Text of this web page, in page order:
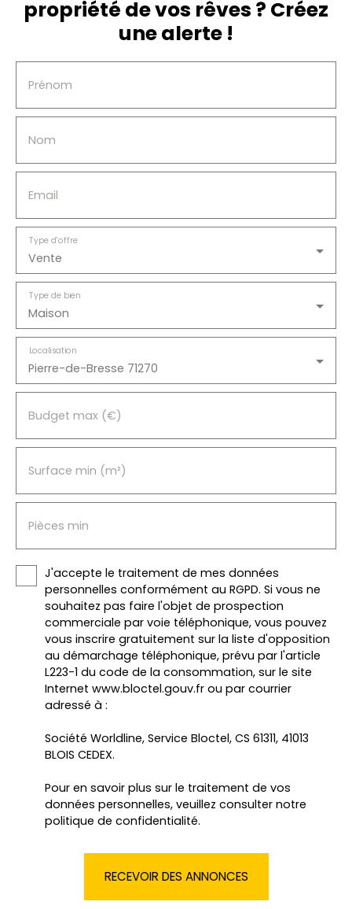
beaux volumes dans un cadre verdoyant et
agréable.
propriété de vos rêves ? Créez
une alerte !
Prénom
Nom
Email
Vente
Type d'offre
Maison
Type de bien
Pierre-de-Bresse 71270
Localisation
Budget max (€)
Surface min (m²)
Pièces min
J'accepte le traitement de mes données
personnelles conformément au RGPD. Si vous ne
souhaitez pas faire l'objet de prospection
commerciale par voie téléphonique, vous pouvez
vous inscrire gratuitement sur la liste d'opposition
au démarchage téléphonique, prévu par l'article
L223-1 du code de la consommation, sur le site
Internet www.bloctel.gouv.fr ou par courrier
adressé à :
Société Worldline, Service Bloctel, CS 61311, 41013
BLOIS CEDEX.
Pour en savoir plus sur le traitement de vos
données personnelles, veuillez consulter notre
politique de confidentialité.
RECEVOIR DES ANNONCES